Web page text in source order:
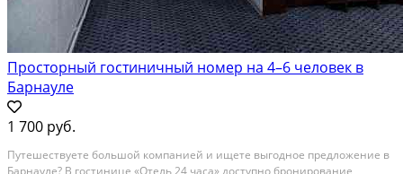
Просторный гостиничный номер на 4–6 человек в
Барнауле
1 700 руб.
Путешествуете большой компанией и ищете выгодное предложение в
Барнауле? В гостинице «Отель 24 часа» доступно бронирование